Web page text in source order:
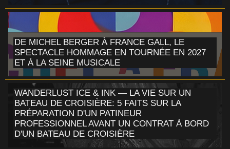
DE MICHEL BERGER À FRANCE GALL, LE
SPECTACLE HOMMAGE EN TOURNÉE EN 2027
ET À LA SEINE MUSICALE
WANDERLUST ICE & INK — LA VIE SUR UN
BATEAU DE CROISIÈRE: 5 FAITS SUR LA
PRÉPARATION D'UN PATINEUR
PROFESSIONNEL AVANT UN CONTRAT À BORD
D'UN BATEAU DE CROISIÈRE